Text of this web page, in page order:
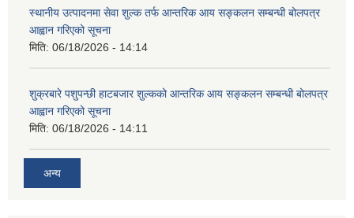
स्थानीय उत्पादनमा सेवा शुल्क तर्फ आन्तरिक आय सङ्कलन सम्बन्धी बोलपत्र
आह्वान गरिएको सूचना
मिति: 06/18/2026 - 14:14
शुक्रबारे पशुपन्छी हाटबजार शुल्कको आन्तरिक आय सङ्कलन सम्बन्धी बोलपत्र
आह्वान गरिएको सूचना
मिति: 06/18/2026 - 14:11
अन्य